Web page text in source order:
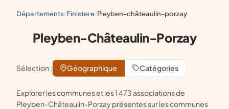
départements/ finistere/ pleyben-châteaulin-porzay
Pleyben-Châteaulin-Porzay
Sélection : Géographique Catégories
Explorer les communes et les 1 473 associations de
Pleyben-Châteaulin-Porzay présentes sur les communes